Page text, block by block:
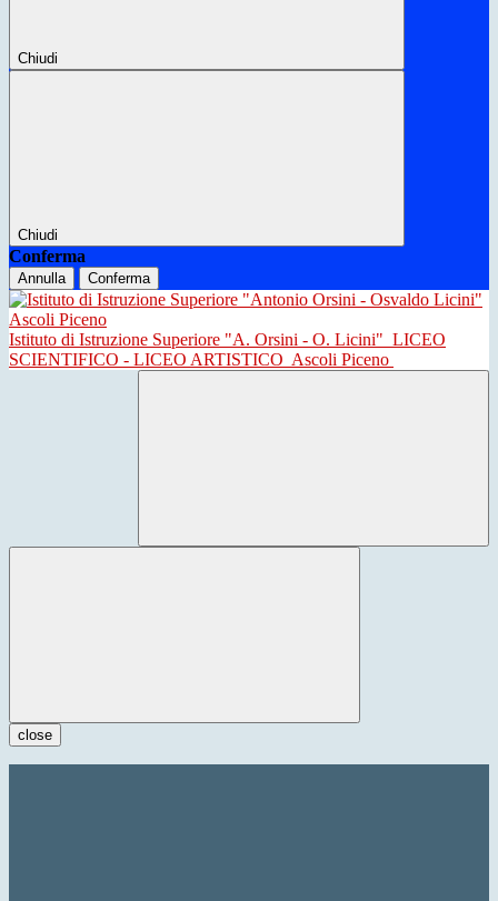
Chiudi
Chiudi
Conferma
Annulla Conferma
Istituto di Istruzione Superiore "A. Orsini - O. Licini" LICEO
SCIENTIFICO - LICEO ARTISTICO Ascoli Piceno
close